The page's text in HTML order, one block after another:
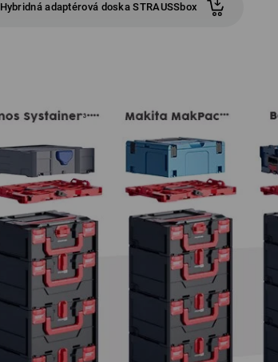
Hybridná adaptérová doska STRAUSSbox